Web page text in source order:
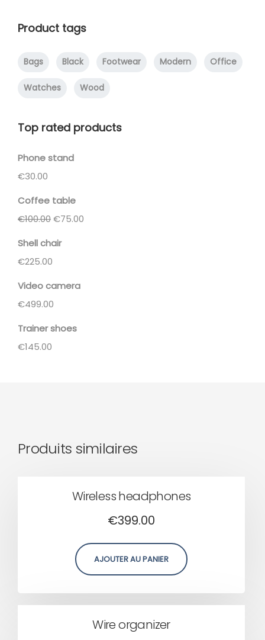
Product tags
Bags Black Footwear Modern Office
Watches Wood
Top rated products
Phone stand
€30.00
Coffee table
€100.00€75.00
Shell chair
€225.00
Video camera
€499.00
Trainer shoes
€145.00
Produits similaires
Wireless headphones
€399.00
AJOUTER AU PANIER
Wire organizer